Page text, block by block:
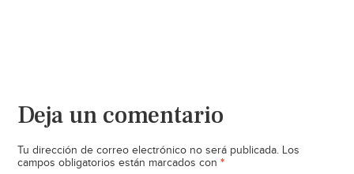
Deja un comentario
Tu dirección de correo electrónico no será publicada. Los
campos obligatorios están marcados con *